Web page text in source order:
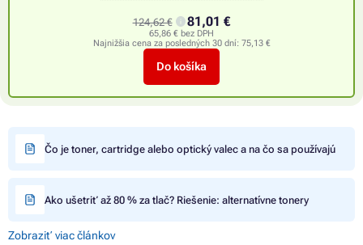
124,62 € 81,01 €
65,86 € bez DPH
Najnižšia cena za posledných 30 dní: 75,13 €
Do košíka
Čo je toner, cartridge alebo optický valec a na čo sa používajú
Ako ušetriť až 80 % za tlač? Riešenie: alternatívne tonery
Zobraziť viac článkov